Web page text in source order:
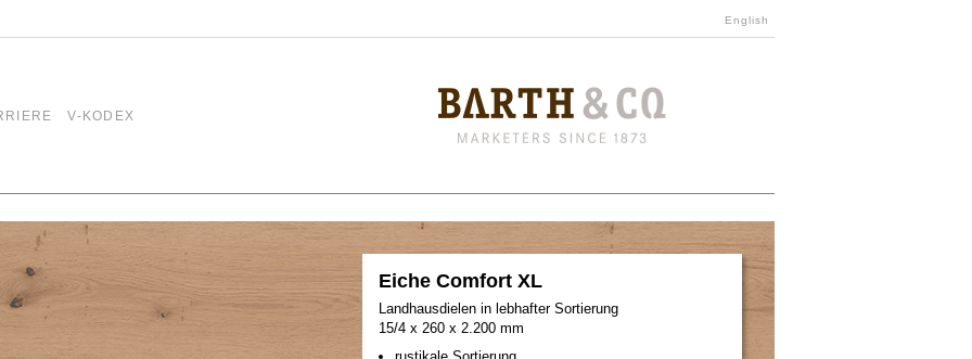
English
V-KODEX
Eiche Comfort XL
Landhausdielen in lebhafter Sortierung
15/4 x 260 x 2.200 mm